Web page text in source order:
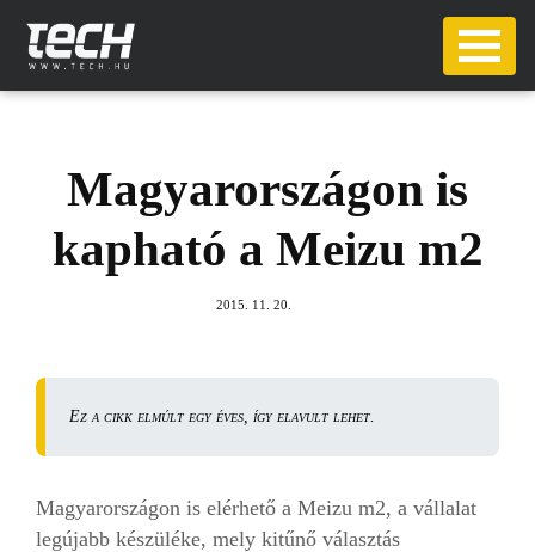
Magyarországon is
kapható a Meizu m2
2015. 11. 20.
Ez a cikk elmúlt egy éves, így elavult lehet.
Magyarországon is elérhető a Meizu m2, a vállalat
legújabb készüléke, mely kitűnő választás